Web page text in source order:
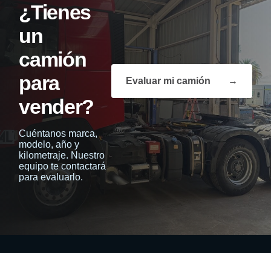
¿Tienes
un
camión
para
vender?
Cuéntanos marca,
modelo, año y
kilometraje. Nuestro
equipo te contactará
para evaluarlo.
Evaluar mi camión →